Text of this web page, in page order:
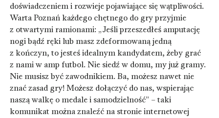
doświadczeniem i rozwieje pojawiające się wątpliwości.
Warta Poznań każdego chętnego do gry przyjmie
z otwartymi ramionami: „Jeśli przeszedłeś amputację
nogi bądź ręki lub masz zdeformowaną jedną
z kończyn, to jesteś idealnym kandydatem, żeby grać
z nami w amp futbol. Nie siedź w domu, my już gramy.
Nie musisz być zawodnikiem. Ba, możesz nawet nie
znać zasad gry! Możesz dołączyć do nas, wspierając
naszą walkę o medale i samodzielność” – taki
komunikat można znaleźć na stronie internetowej